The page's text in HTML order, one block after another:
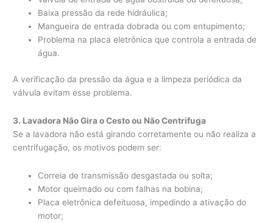
Baixa pressão da rede hidráulica;
Mangueira de entrada dobrada ou com entupimento;
Problema na placa eletrônica que controla a entrada de
água.
A verificação da pressão da água e a limpeza periódica da
válvula evitam esse problema.
3. Lavadora Não Gira o Cesto ou Não Centrifuga
Se a lavadora não está girando corretamente ou não realiza a
centrifugação, os motivos podem ser:
Correia de transmissão desgastada ou solta;
Motor queimado ou com falhas na bobina;
Placa eletrônica defeituosa, impedindo a ativação do
motor;